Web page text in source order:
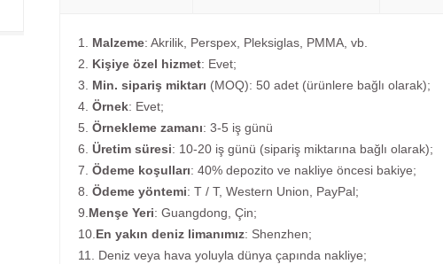
1. Malzeme: Akrilik, Perspex, Pleksiglas, PMMA, vb.
2. Kişiye özel hizmet: Evet;
3. Min. sipariş miktarı (MOQ): 50 adet (ürünlere bağlı olarak);
4. Örnek: Evet;
5. Örnekleme zamanı: 3-5 iş günü
6. Üretim süresi: 10-20 iş günü (sipariş miktarına bağlı olarak);
7. Ödeme koşulları: 40% depozito ve nakliye öncesi bakiye;
8. Ödeme yöntemi: T / T, Western Union, PayPal;
9.Menşe Yeri: Guangdong, Çin;
10.En yakın deniz limanımız: Shenzhen;
11. Deniz veya hava yoluyla dünya çapında nakliye;